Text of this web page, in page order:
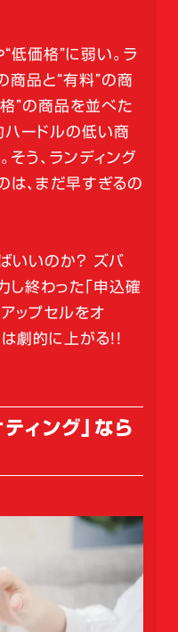
低価格”に弱い。ラ
商品と“有料”の商
”の商品を並べた
ードルの低い商
う、ランディング
は、まだ早すぎるの
いいのか？ ズバ
し終わった「申込確
ップセルをオ
劇的に上がる！！
ィング」なら